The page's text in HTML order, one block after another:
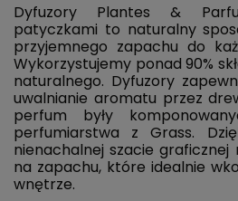
Dyfuzory Plantes &
patyczkami to naturalny
przyjemnego zapachu do
Wykorzystujemy ponad 90%
naturalnego. Dyfuzory
uwalnianie aromatu przez
perfum były
perfumiarstwa z Grass.
nienachalnej szacie graficznej
na zapachu, które idealnie
wnętrze.